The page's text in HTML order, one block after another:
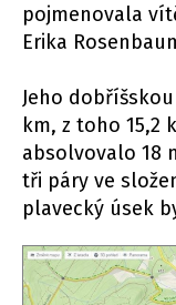
pojmenovala
Erika
Jeho
km, z toho 15,2
absolvovalo 18
tři páry ve
plavecký úsek